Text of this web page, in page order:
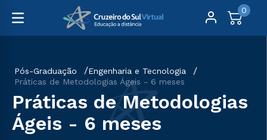
0
Pós-Graduação
Engenharia e Tecnologia
Práticas de Metodologias Ágeis - 6 meses
Práticas de Metodologias
Ágeis - 6 meses